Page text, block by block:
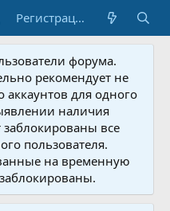
Регистрация
форума.
рекомендует не
аккаунтов для одного
наличия
заблокированы все
пользователя.
на временную